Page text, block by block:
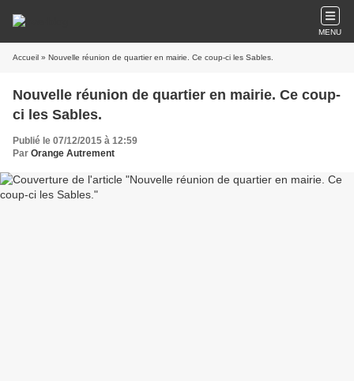
MENU
Accueil » Nouvelle réunion de quartier en mairie. Ce coup-ci les Sables.
Nouvelle réunion de quartier en mairie. Ce coup-
ci les Sables.
Publié le 07/12/2015 à 12:59
Par Orange Autrement